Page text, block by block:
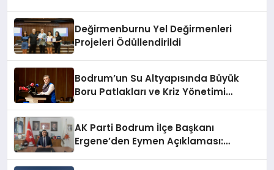
Değirmenburnu Yel Değirmenleri
Projeleri Ödüllendirildi
Bodrum’un Su Altyapısında Büyük
Boru Patlakları ve Kriz Yönetimi
AK Parti Bodrum İlçe Başkanı
Ergene’den Eymen Açıklaması: